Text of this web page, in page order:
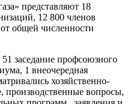
представляют 18
12 800 членов
общей численности
заседание профсоюзного
1 внеочередная
хозяйственно-
производственные вопросы,